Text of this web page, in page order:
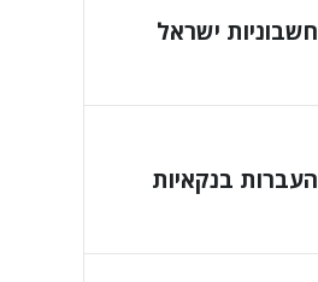
חשבוניות ישראל
העברות בנקאיות